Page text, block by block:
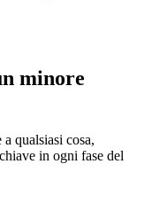
minore
qualsiasi cosa,
in ogni fase del